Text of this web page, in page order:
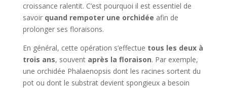
croissance ralentit. C’est pourquoi il est essentiel de
savoir quand rempoter une orchidée afin de
prolonger ses floraisons.
En général, cette opération s’effectue tous les deux à
trois ans, souvent après la floraison. Par exemple,
une orchidée Phalaenopsis dont les racines sortent du
pot ou dont le substrat devient spongieux a besoin